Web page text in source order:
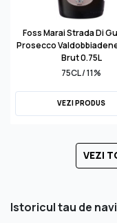
Foss Marai Strada Di
Prosecco
Brut 0.75L
75CL / 11%
VEZI PRODUS
VEZI
Istoricul tau de